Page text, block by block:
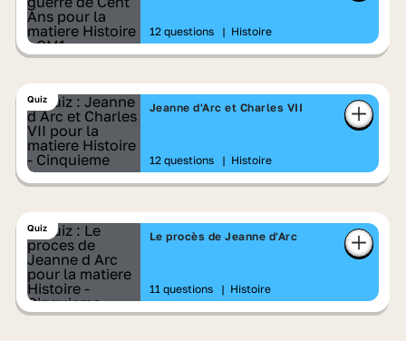
12 questions | Histoire
Quiz
Jeanne d'Arc et Charles VII
12 questions | Histoire
Quiz
Le procès de Jeanne d'Arc
11 questions | Histoire